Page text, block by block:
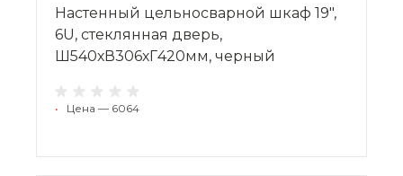
Настенный цельносварной шкаф 19",
6U, стеклянная дверь,
Ш540хВ306хГ420мм, черный
• Цена — 6064